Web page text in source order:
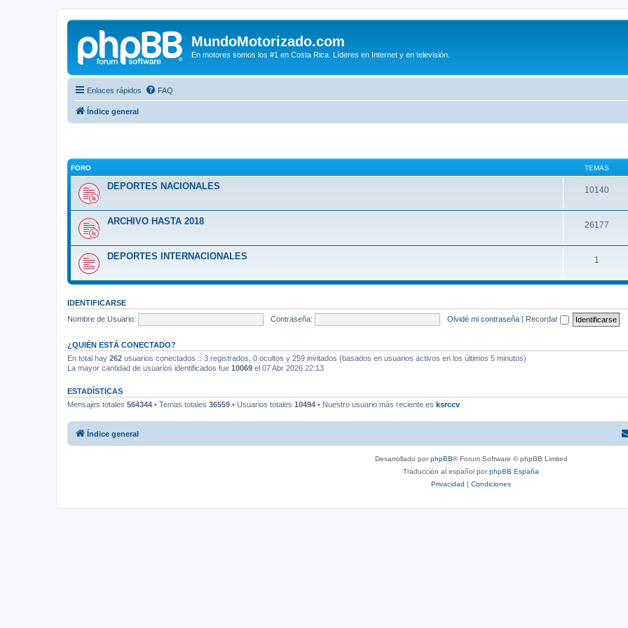
MundoMotorizado.com
En motores somos los #1 en Costa Rica. Líderes en Internet y en televisión.
Enlaces rápidos FAQ
Índice general
FORO TEMAS
DEPORTES NACIONALES 10140
ARCHIVO HASTA 2018 26177
DEPORTES INTERNACIONALES 1
IDENTIFICARSE
Nombre de Usuario:
Contraseña: Olvidé mi contraseña | Recordar
¿QUIÉN ESTÁ CONECTADO?
En total hay 262 usuarios conectados :: 3 registrados, 0 ocultos y 259 invitados (basados en usuarios activos en los últimos 5 minutos)
La mayor cantidad de usuarios identificados fue 10069 el 07 Abr 2026 22:13
ESTADÍSTICAS
Mensajes totales 564344 • Temas totales 36559 • Usuarios totales 10494 • Nuestro usuario más reciente es ksrccv
Índice general
Desarrollado porphpBB® Forum Software © phpBB Limited
Traducción al español porphpBB España
Privacidad | Condiciones